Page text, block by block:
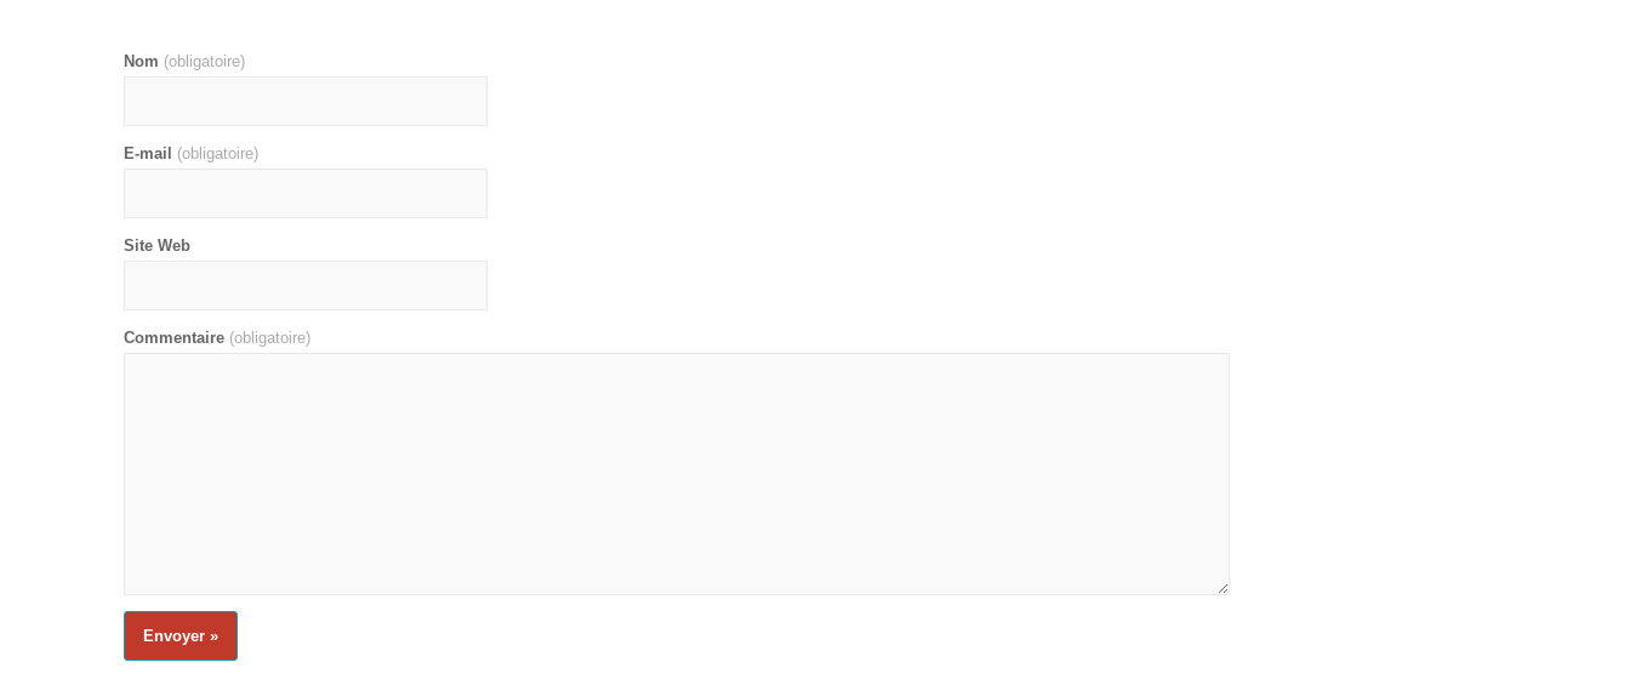
Nom (obligatoire)
E-mail (obligatoire)
Site Web
Commentaire (obligatoire)